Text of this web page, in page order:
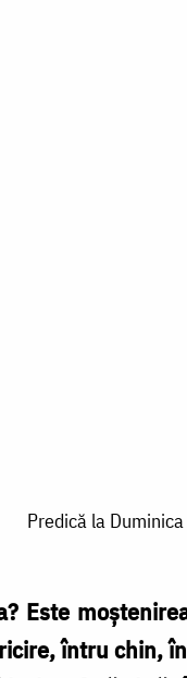
Predică la
Este
întru chin,